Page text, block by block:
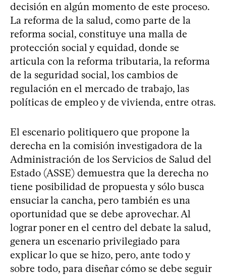
decisión en algún momento de este proceso.
La reforma de la salud, como parte de la
reforma social, constituye una malla de
protección social y equidad, donde se
articula con la reforma tributaria, la reforma
de la seguridad social, los cambios de
regulación en el mercado de trabajo, las
políticas de empleo y de vivienda, entre otras.
El escenario politiquero que propone la
derecha en la comisión investigadora de la
Administración de los Servicios de Salud del
Estado (ASSE) demuestra que la derecha no
tiene posibilidad de propuesta y sólo busca
ensuciar la cancha, pero también es una
oportunidad que se debe aprovechar. Al
lograr poner en el centro del debate la salud,
genera un escenario privilegiado para
explicar lo que se hizo, pero, ante todo y
sobre todo, para diseñar cómo se debe seguir